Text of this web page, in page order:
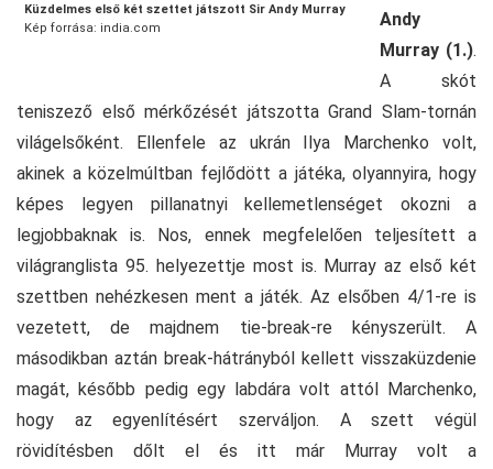
Küzdelmes első két szettet játszott Sir Andy Murray
Kép forrása: india.com
Andy
Murray (1.).
A skót
teniszező első mérkőzését játszotta Grand Slam-tornán
világelsőként. Ellenfele az ukrán Ilya Marchenko volt,
akinek a közelmúltban fejlődött a játéka, olyannyira, hogy
képes legyen pillanatnyi kellemetlenséget okozni a
legjobbaknak is. Nos, ennek megfelelően teljesített a
világranglista 95. helyezettje most is. Murray az első két
szettben nehézkesen ment a játék. Az elsőben 4/1-re is
vezetett, de majdnem tie-break-re kényszerült. A
másodikban aztán break-hátrányból kellett visszaküzdenie
magát, később pedig egy labdára volt attól Marchenko,
hogy az egyenlítésért szerváljon. A szett végül
rövidítésben dőlt el és itt már Murray volt a